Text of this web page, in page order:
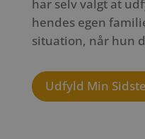
har selv valgt at
hendes egen
situation, når hun
Udfyld Min